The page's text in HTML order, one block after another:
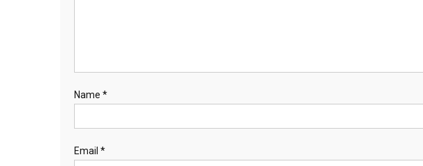
Name *
Email *